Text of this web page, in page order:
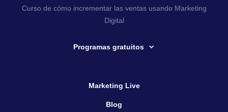
Curso de cómo incrementar las ventas usando Marketing
Digital
Programas gratuitos
Marketing Live
Blog